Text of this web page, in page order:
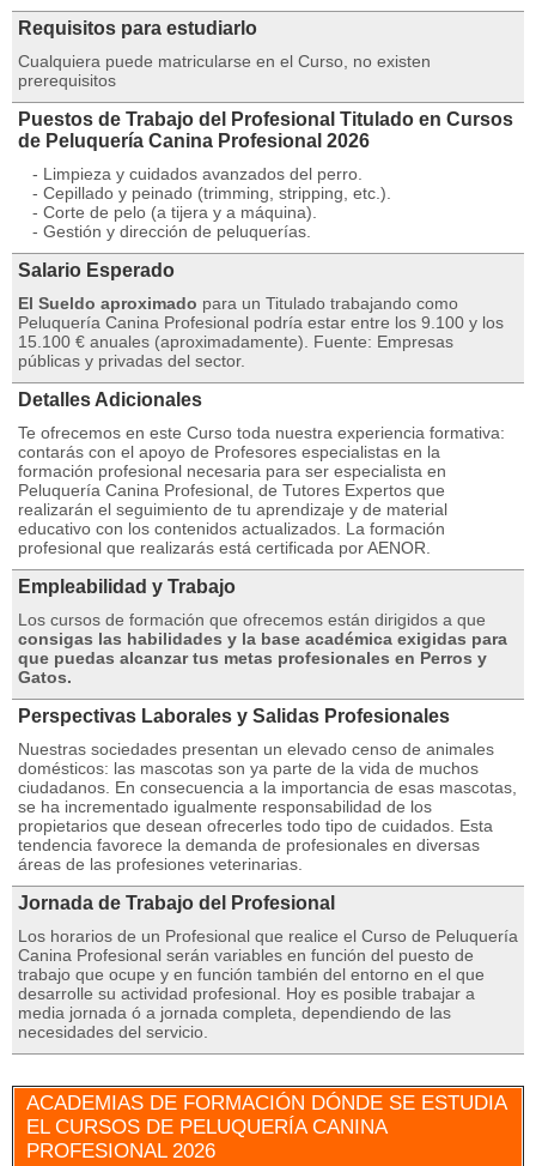
Requisitos para estudiarlo
Cualquiera puede matricularse en el Curso, no existen
prerequisitos
Puestos de Trabajo del Profesional Titulado en Cursos
de Peluquería Canina Profesional 2026
- Limpieza y cuidados avanzados del perro.
- Cepillado y peinado (trimming, stripping, etc.).
- Corte de pelo (a tijera y a máquina).
- Gestión y dirección de peluquerías.
Salario Esperado
El Sueldo aproximado para un Titulado trabajando como
Peluquería Canina Profesional podría estar entre los 9.100 y los
15.100 € anuales (aproximadamente). Fuente: Empresas
públicas y privadas del sector.
Detalles Adicionales
Te ofrecemos en este Curso toda nuestra experiencia formativa:
contarás con el apoyo de Profesores especialistas en la
formación profesional necesaria para ser especialista en
Peluquería Canina Profesional, de Tutores Expertos que
realizarán el seguimiento de tu aprendizaje y de material
educativo con los contenidos actualizados. La formación
profesional que realizarás está certificada por AENOR.
Empleabilidad y Trabajo
Los cursos de formación que ofrecemos están dirigidos a que
consigas las habilidades y la base académica exigidas para
que puedas alcanzar tus metas profesionales en Perros y
Gatos.
Perspectivas Laborales y Salidas Profesionales
Nuestras sociedades presentan un elevado censo de animales
domésticos: las mascotas son ya parte de la vida de muchos
ciudadanos. En consecuencia a la importancia de esas mascotas,
se ha incrementado igualmente responsabilidad de los
propietarios que desean ofrecerles todo tipo de cuidados. Esta
tendencia favorece la demanda de profesionales en diversas
áreas de las profesiones veterinarias.
Jornada de Trabajo del Profesional
Los horarios de un Profesional que realice el Curso de Peluquería
Canina Profesional serán variables en función del puesto de
trabajo que ocupe y en función también del entorno en el que
desarrolle su actividad profesional. Hoy es posible trabajar a
media jornada ó a jornada completa, dependiendo de las
necesidades del servicio.
ACADEMIAS DE FORMACIÓN DÓNDE SE ESTUDIA
EL CURSOS DE PELUQUERÍA CANINA
PROFESIONAL 2026